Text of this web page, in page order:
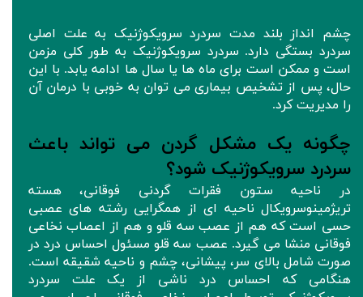
چشم انداز بلند مدت سردرد سرویکوژنیک به علت اصلی
سردرد بستگی دارد. سردرد سرویکوژنیک به طور کلی مزمن
است و ممکن است برای ماه ها یا سال ها ادامه یابد. با این
حال، پس از تشخیص بیماری می توان به خوبی با درمان آن
را مدیریت کرد.
چگونه یک مشکل گردن می تواند باعث
سردرد سرویکوژنیک شود؟
در ناحیه ستون فقرات گردنی فوقانی، هسته
تریژمینوسرویکال ناحیه ای از همگرایی رشته های عصبی
حسی است که هم از عصب سه قلو و هم از اعصاب نخاعی
فوقانی منشا می گیرد. عصب سه قلو مسئول احساس درد در
صورت شامل بالای سر، پیشانی، چشم و ناحیه شقیقه است.
هنگامی که احساس درد ناشی از یک علت سردرد